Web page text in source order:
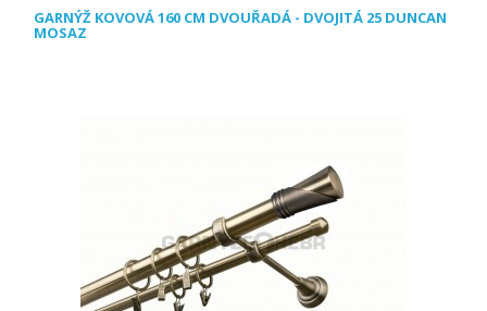
GARNÝŽ KOVOVÁ 160 CM DVOUŘADÁ - DVOJITÁ 25 DUNCAN
MOSAZ